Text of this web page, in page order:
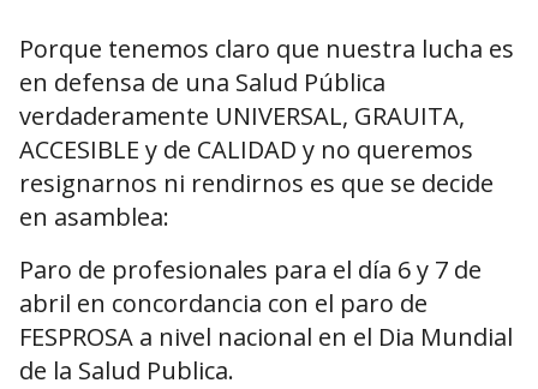
Porque tenemos claro que nuestra lucha es
en defensa de una Salud Pública
verdaderamente UNIVERSAL, GRAUITA,
ACCESIBLE y de CALIDAD y no queremos
resignarnos ni rendirnos es que se decide
en asamblea:
Paro de profesionales para el día 6 y 7 de
abril en concordancia con el paro de
FESPROSA a nivel nacional en el Dia Mundial
de la Salud Publica.